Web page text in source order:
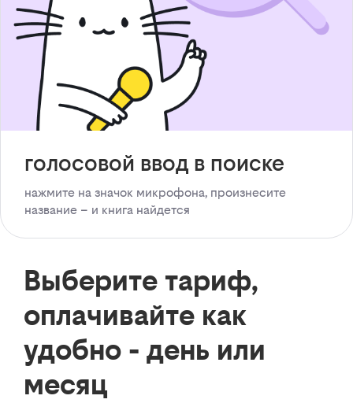
голосовой ввод в поиске
нажмите на значок микрофона, произнесите
название – и книга найдется
Выберите тариф,
оплачивайте как
удобно - день или
месяц